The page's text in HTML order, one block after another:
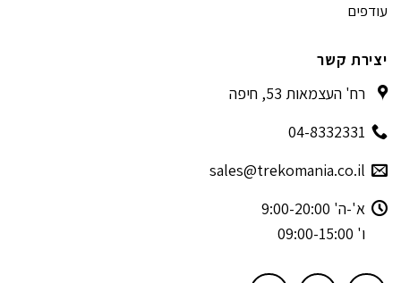
עודפים
יצירת קשר
רח' העצמאות 53, חיפה
04-8332331
sales@trekomania.co.il
א'-ה' 9:00-20:00
ו' 09:00-15:00